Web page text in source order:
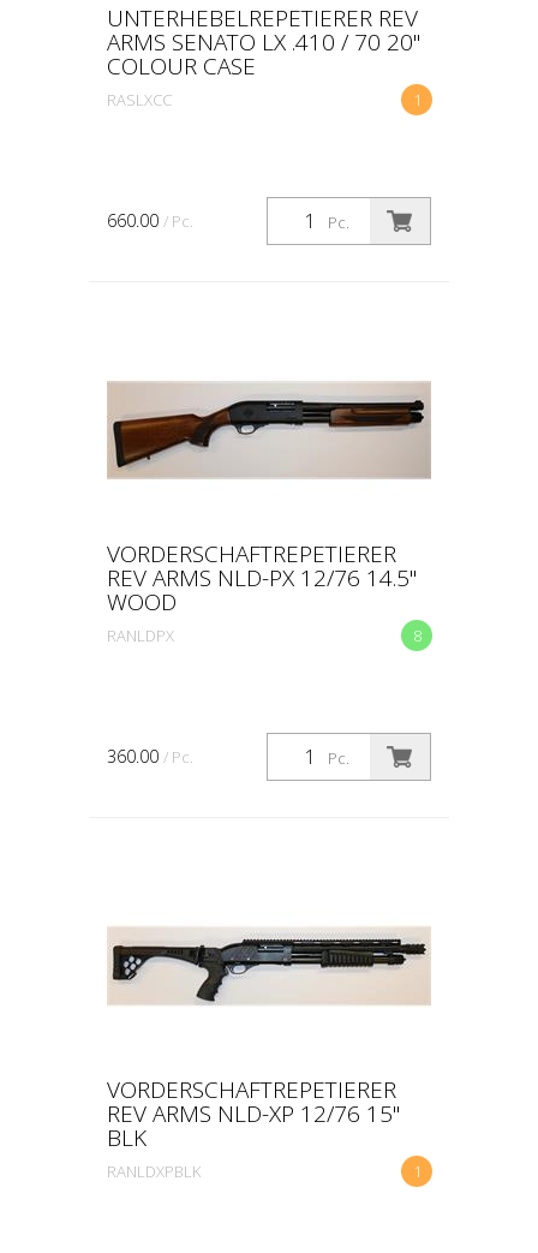
UNTERHEBELREPETIERER REV
ARMS SENATO LX .410 / 70 20"
COLOUR CASE
1
RASLXCC
Pc.
660.00 / Pc.
VORDERSCHAFTREPETIERER
REV ARMS NLD-PX 12/76 14.5"
WOOD
8
RANLDPX
Pc.
360.00 / Pc.
VORDERSCHAFTREPETIERER
REV ARMS NLD-XP 12/76 15"
BLK
1
RANLDXPBLK